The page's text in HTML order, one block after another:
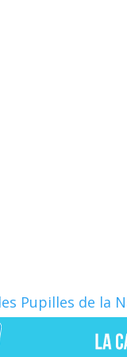
Pupilles de la